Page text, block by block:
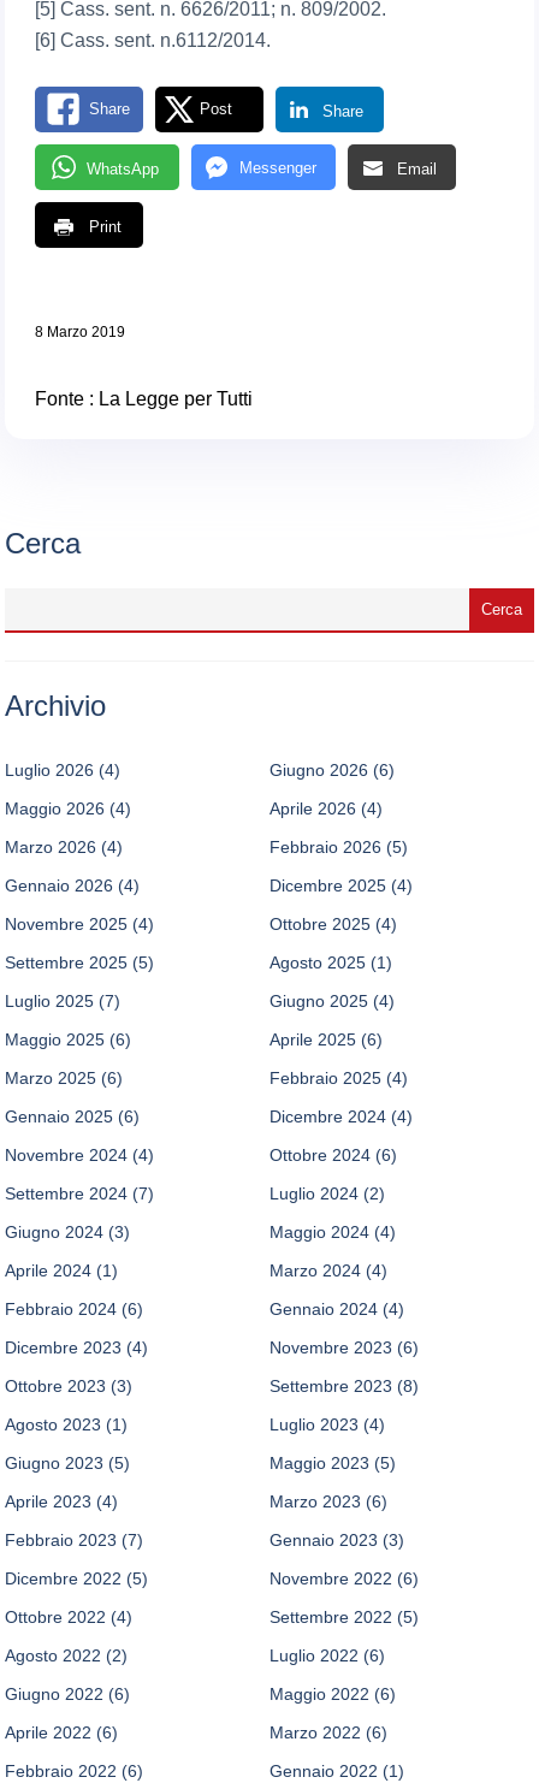
[5] Cass. sent. n. 6626/2011; n. 809/2002.
[6] Cass. sent. n.6112/2014.
Share Post Share
WhatsApp Messenger Email
Print
8 Marzo 2019
Fonte : La Legge per Tutti
Cerca
Archivio
Luglio 2026 (4) Giugno 2026 (6)
Maggio 2026 (4) Aprile 2026 (4)
Marzo 2026 (4) Febbraio 2026 (5)
Gennaio 2026 (4) Dicembre 2025 (4)
Novembre 2025 (4) Ottobre 2025 (4)
Settembre 2025 (5) Agosto 2025 (1)
Luglio 2025 (7) Giugno 2025 (4)
Maggio 2025 (6) Aprile 2025 (6)
Marzo 2025 (6) Febbraio 2025 (4)
Gennaio 2025 (6) Dicembre 2024 (4)
Novembre 2024 (4) Ottobre 2024 (6)
Settembre 2024 (7) Luglio 2024 (2)
Giugno 2024 (3) Maggio 2024 (4)
Aprile 2024 (1) Marzo 2024 (4)
Febbraio 2024 (6) Gennaio 2024 (4)
Dicembre 2023 (4) Novembre 2023 (6)
Ottobre 2023 (3) Settembre 2023 (8)
Agosto 2023 (1) Luglio 2023 (4)
Giugno 2023 (5) Maggio 2023 (5)
Aprile 2023 (4) Marzo 2023 (6)
Febbraio 2023 (7) Gennaio 2023 (3)
Dicembre 2022 (5) Novembre 2022 (6)
Ottobre 2022 (4) Settembre 2022 (5)
Agosto 2022 (2) Luglio 2022 (6)
Giugno 2022 (6) Maggio 2022 (6)
Aprile 2022 (6) Marzo 2022 (6)
Febbraio 2022 (6) Gennaio 2022 (1)